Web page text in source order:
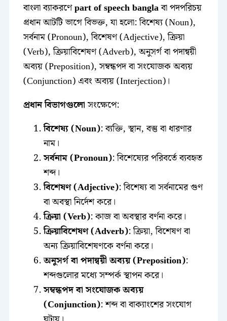
বাংলা ব্যাকরণেpart of speech banglaবা পদপরিচয়
প্রধান আটটি ভাগে বিভক্ত, যা হলো: বিশেষ্য (Noun),
সর্বনাম (Pronoun), বিশেষণ (Adjective), ক্রিয়া
(Verb), ক্রিয়াবিশেষণ (Adverb), অনুসর্গ বা পদান্বয়ী
অব্যয় (Preposition), সম্বন্ধপদ বা সংযোজক অব্যয়
(Conjunction) এবং অব্যয় (Interjection)।
প্রধান বিভাগগুলোসংক্ষেপে:
বিশেষ্য (Noun): ব্যক্তি, স্থান, বস্তু বা ধারণার
নাম।
সর্বনাম (Pronoun): বিশেষ্যের পরিবর্তে ব্যবহৃত
শব্দ।
বিশেষণ (Adjective): বিশেষ্য বা সর্বনামের গুণ
বা অবস্থা নির্দেশ করে।
ক্রিয়া (Verb): কাজ বা অবস্থার বর্ণনা করে।
ক্রিয়াবিশেষণ (Adverb): ক্রিয়া, বিশেষণ বা
অন্য ক্রিয়াবিশেষণকে বর্ণনা করে।
অনুসর্গ বা পদান্বয়ী অব্যয় (Preposition):
শব্দগুলোর মধ্যে সম্পর্ক স্থাপন করে।
সম্বন্ধপদ বা সংযোজক অব্যয়
(Conjunction): শব্দ বা বাক্যাংশের সংযোগ